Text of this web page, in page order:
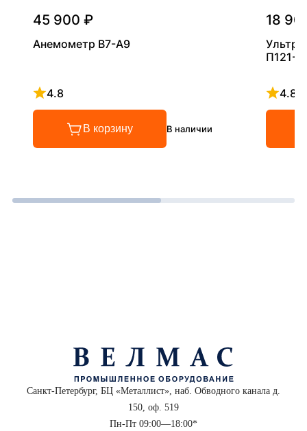
45 900 ₽
Анемометр В7-А9
4.8
Рейтинг 4.8 из 5
В корзину В наличии
18
П121-
4.8
Санкт-Петербург, БЦ «Металлист», наб. Обводного канала д.
150, оф. 519
Пн-Пт 09:00—18:00*